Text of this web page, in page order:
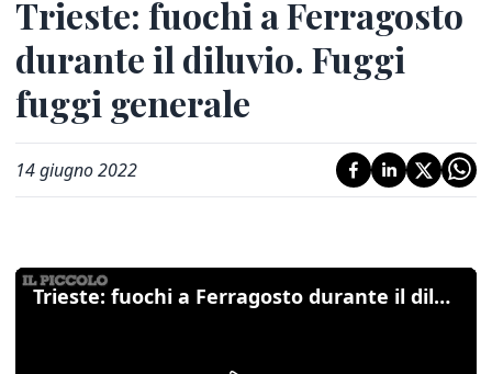
Trieste: fuochi a Ferragosto
durante il diluvio. Fuggi
fuggi generale
14 giugno 2022
Trieste: fuochi a Ferragosto durante il diluvio. Fuggi fuggi generale